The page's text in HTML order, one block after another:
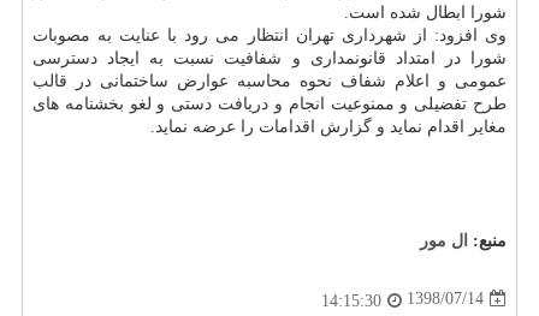
شورا ابطال شده است.
وی افزود: از شهرداری تهران انتظار می رود با عنایت به مصوبات
شورا در امتداد قانونمداری و شفافیت نسبت به ایجاد دسترسی
عمومی و اعلام شفاف نحوه محاسبه عوارض ساختمانی در قالب
طرح تفضیلی و ممنوعیت انجام و دریافت دستی و لغو بخشنامه های
مغایر اقدام نماید و گزارش اقدامات را عرضه نماید.
منبع: ال مور
1398/07/14
14:15:30